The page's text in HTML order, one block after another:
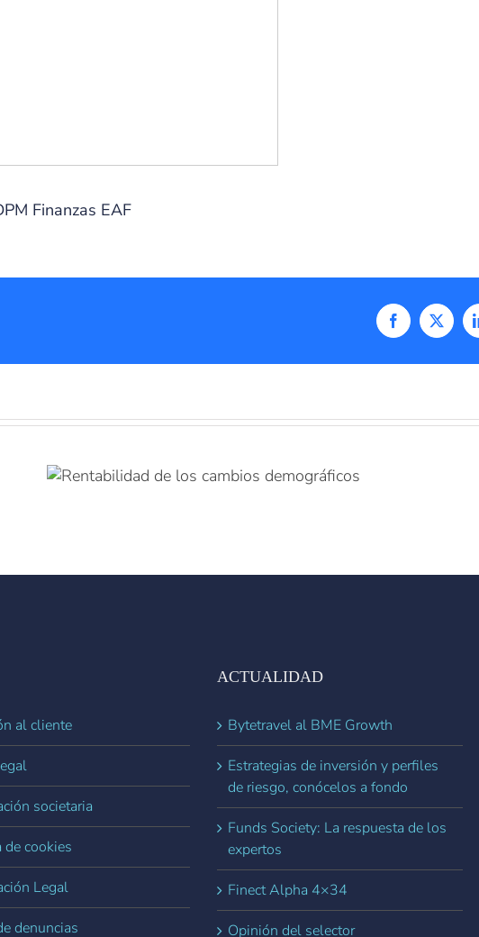
Finanzas EAF
Facebook
X
al cliente
societaria
de cookies
Legal
denuncias
ACTUALIDAD
Bytetravel al BME Growth
Estrategias de inversión y perfiles
de riesgo, conócelos a fondo
Funds Society: La respuesta de los
expertos
Finect Alpha 4×34
Opinión del selector